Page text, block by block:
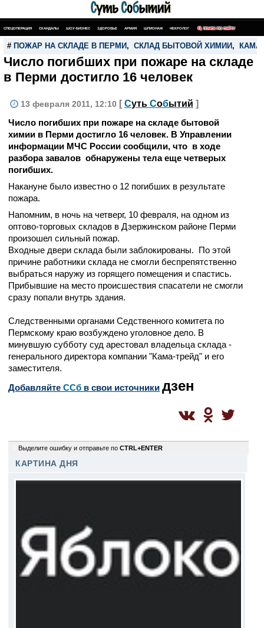
СПЕЦОПЕРАЦИЯ СКАНДАЛЫ ШОУ-БИЗНЕС ЗДОРОВЬЕ АРМИЯ ШПИОНАЖ НЕКРОЛОГ ПОИСК ПО САЙТУ
# ПОЖАР НА СКЛАДЕ В ПЕРМИ , СКЛАД БЫТОВОЙ ХИМИИ ,
Число погибших при пожаре на складе
в Перми достигло 16 человек
13 февраля 2011, 12:10 [ Суть Событий ]
Число погибших при пожаре на складе бытовой
химии в Перми достигло 16 человек. В Управлении
информации МЧС России сообщили, что в ходе
разбора завалов обнаружены тела еще четверых
погибших.
Накануне было известно о 12 погибших в результате
пожара.
Напомним, в ночь на четверг, 10 февраля, на одном из
оптово-торговых складов в Дзержинском районе Перми
произошел сильный пожар.
Входные двери склада были заблокированы. По этой
причине работники склада не смогли беспрепятственно
выбраться наружу из горящего помещения и спастись.
Прибывшие на место происшествия спасатели не смогли
сразу попали внутрь здания.
Следственными органами Седственного комитета по
Пермскому краю возбуждено уголовное дело. В
минувшую субботу суд арестовал владельца склада -
генерального директора компании "Кама-трейд" и его
заместителя.
Добавляйте CСб в свои источники дзен
Выделите ошибку и отправьте по CTRL+ENTER
КАРТИНА ДНЯ